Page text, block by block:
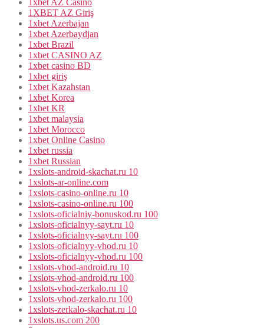
1XBET AZ Giriş
1xbet Azerbajan
1xbet Azerbaydjan
1xbet Brazil
1xbet CASINO AZ
1xbet casino BD
1xbet giriş
1xbet Kazahstan
1xbet Korea
1xbet KR
1xbet malaysia
1xbet Morocco
1xbet Online Casino
1xbet russia
1xbet Russian
1xslots-android-skachat.ru 10
1xslots-ar-online.com
1xslots-casino-online.ru 10
1xslots-casino-online.ru 100
1xslots-oficialniy-bonuskod.ru 100
1xslots-oficialnyy-sayt.ru 10
1xslots-oficialnyy-sayt.ru 100
1xslots-oficialnyy-vhod.ru 10
1xslots-oficialnyy-vhod.ru 100
1xslots-vhod-android.ru 10
1xslots-vhod-android.ru 100
1xslots-vhod-zerkalo.ru 10
1xslots-vhod-zerkalo.ru 100
1xslots-zerkalo-skachat.ru 10
1xslots.us.com 200